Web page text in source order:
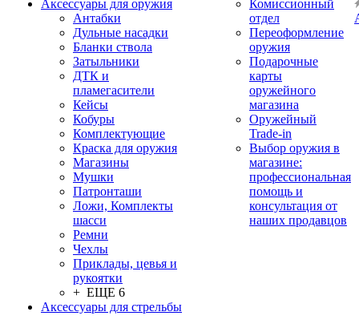
Аксессуары для оружия
Антабки
Дульные насадки
Бланки ствола
Затыльники
ДТК и
пламегасители
Кейсы
Кобуры
Комплектующие
Краска для оружия
Магазины
Мушки
Патронташи
Ложи, Комплекты
шасси
Ремни
Чехлы
Приклады, цевья и
рукоятки
+ ЕЩЕ 6
Аксессуары для стрельбы
Комиссионный
отдел
Переоформление
оружия
Подарочные
карты
оружейного
магазина
Оружейный
Trade-in
Выбор оружия в
магазине:
профессиональная
помощь и
консультация от
наших продавцов